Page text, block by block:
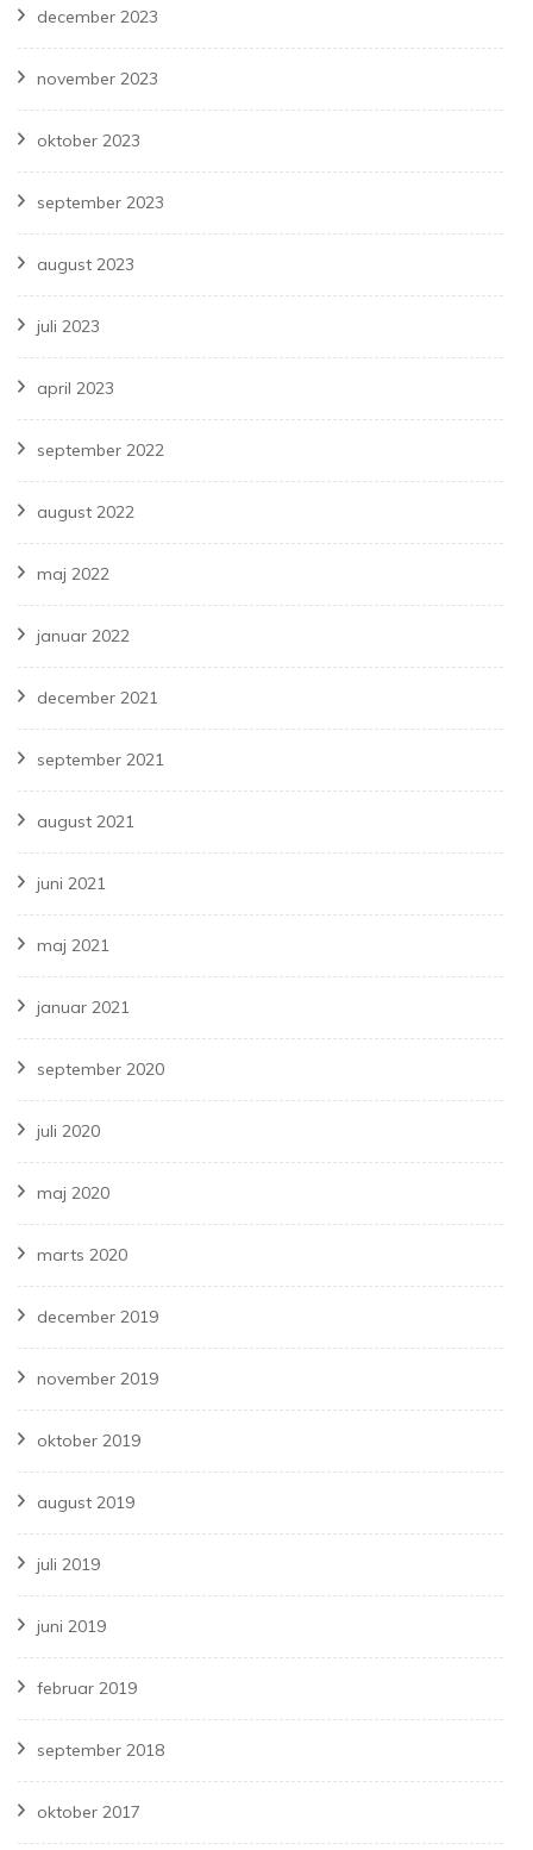
december 2023
november 2023
oktober 2023
september 2023
august 2023
juli 2023
april 2023
september 2022
august 2022
maj 2022
januar 2022
december 2021
september 2021
august 2021
juni 2021
maj 2021
januar 2021
september 2020
juli 2020
maj 2020
marts 2020
december 2019
november 2019
oktober 2019
august 2019
juli 2019
juni 2019
februar 2019
september 2018
oktober 2017